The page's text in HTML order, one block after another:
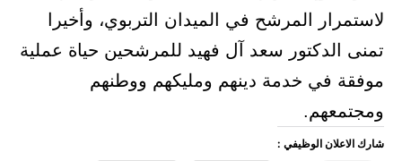
لاستمرار المرشح في الميدان التربوي، وأخيرا
تمنى الدكتور سعد آل فهيد للمرشحين حياة عملية
موفقة في خدمة دينهم ومليكهم ووطنهم
ومجتمعهم.
شارك الاعلان الوظيفي :